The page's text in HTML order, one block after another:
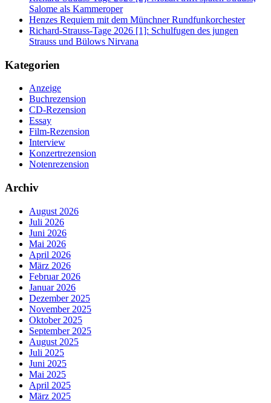
Salome als Kammeroper
Henzes Requiem mit dem Münchner Rundfunkorchester
Richard-Strauss-Tage 2026 [1]: Schulfugen des jungen
Strauss und Bülows Nirvana
Kategorien
Anzeige
Buchrezension
CD-Rezension
Essay
Film-Rezension
Interview
Konzertrezension
Notenrezension
Archiv
August 2026
Juli 2026
Juni 2026
Mai 2026
April 2026
März 2026
Februar 2026
Januar 2026
Dezember 2025
November 2025
Oktober 2025
September 2025
August 2025
Juli 2025
Juni 2025
Mai 2025
April 2025
März 2025